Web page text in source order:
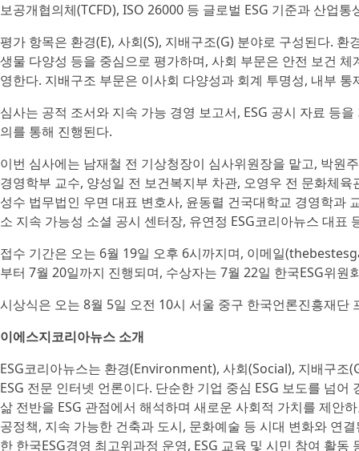
보공개협의체(TCFD), ISO 26000 등 글로벌 ESG 기준과 산업
평가 항목은 환경(E), 사회(S), 지배구조(G) 분야로 구성된다.
생물 다양성 등을 중심으로 평가하며, 사회 부문은 안전 보건
영한다. 지배구조 부문은 이사회 다양성과 회계 투명성, 내부
심사는 공적 조서와 지속 가능 경영 보고서, ESG 공시 자료 등
의를 통해 진행된다.
이번 심사에는 남재철 전 기상청장이 심사위원장을 맡고, 박원
경영학부 교수, 양성일 전 보건복지부 차관, 오영우 전 문화체
성수 법무법인 우면 대표 변호사, 윤동렬 건국대학교 경영학과
소 지속 가능성 소셜 공시 센터장, 유연정 ESG코리아뉴스 대표
접수 기간은 오는 6월 19일 오후 6시까지며, 이메일
부터 7월 20일까지 진행되며, 수상자는 7월 22일 한국ESG위원
시상식은 오는 8월 5일 오전 10시 서울 중구 한국언론진흥재
이에스지코리아뉴스 소개
ESG코리아뉴스는 환경(Environment), 사회(Social), 지배구
ESG 전문 인터넷 언론이다. 단순한 기업 중심 ESG 보도를 넘
삶 전반을 ESG 관점에서 해석하며 새로운 사회적 가치를 제안
공정책, 지속 가능한 건축과 도시, 문화예술 등 시대 변화와 연
한 한국ESG경영 최고위과정 운영, ESG 교육 및 시민 참여 활